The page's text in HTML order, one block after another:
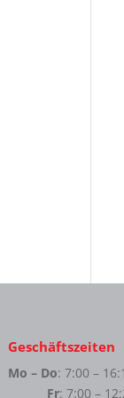
Geschäftszeiten
Mo – Do: 7:00 –
Fr: 7:00 –